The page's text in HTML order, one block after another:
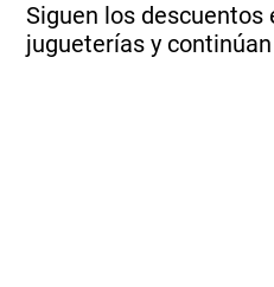
Siguen los descuentos
jugueterías y